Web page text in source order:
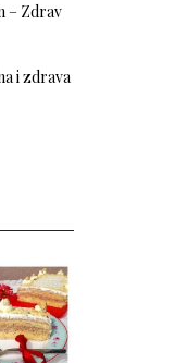
– Zdrav
i zdrava